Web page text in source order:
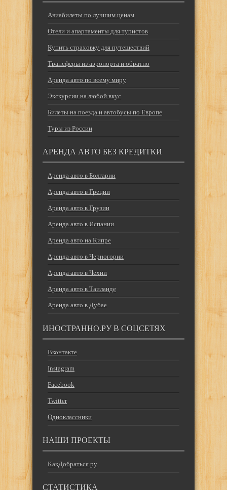
Авиабилеты по лучшим ценам
Отели и апартаменты для туристов
Купить страховку для путешествий
Трансферы из аэропорта и обратно
Аренда авто по всему миру
Экскурсии на любой вкус
Билеты на поезда и автобусы по Европе
Туры из России
АРЕНДА АВТО БЕЗ КРЕДИТКИ
Аренда авто в Болгарии
Аренда авто в Греции
Аренда авто в Грузии
Аренда авто в Испании
Аренда авто на Кипре
Аренда авто в Черногории
Аренда авто в Чехии
Аренда авто в Таиланде
Аренда авто в Дубае
ИНОСТРАННО.РУ В СОЦСЕТЯХ
Вконтакте
Instagram
Facebook
Twitter
Одноклассники
НАШИ ПРОЕКТЫ
КакДобраться.ру
СТАТИСТИКА